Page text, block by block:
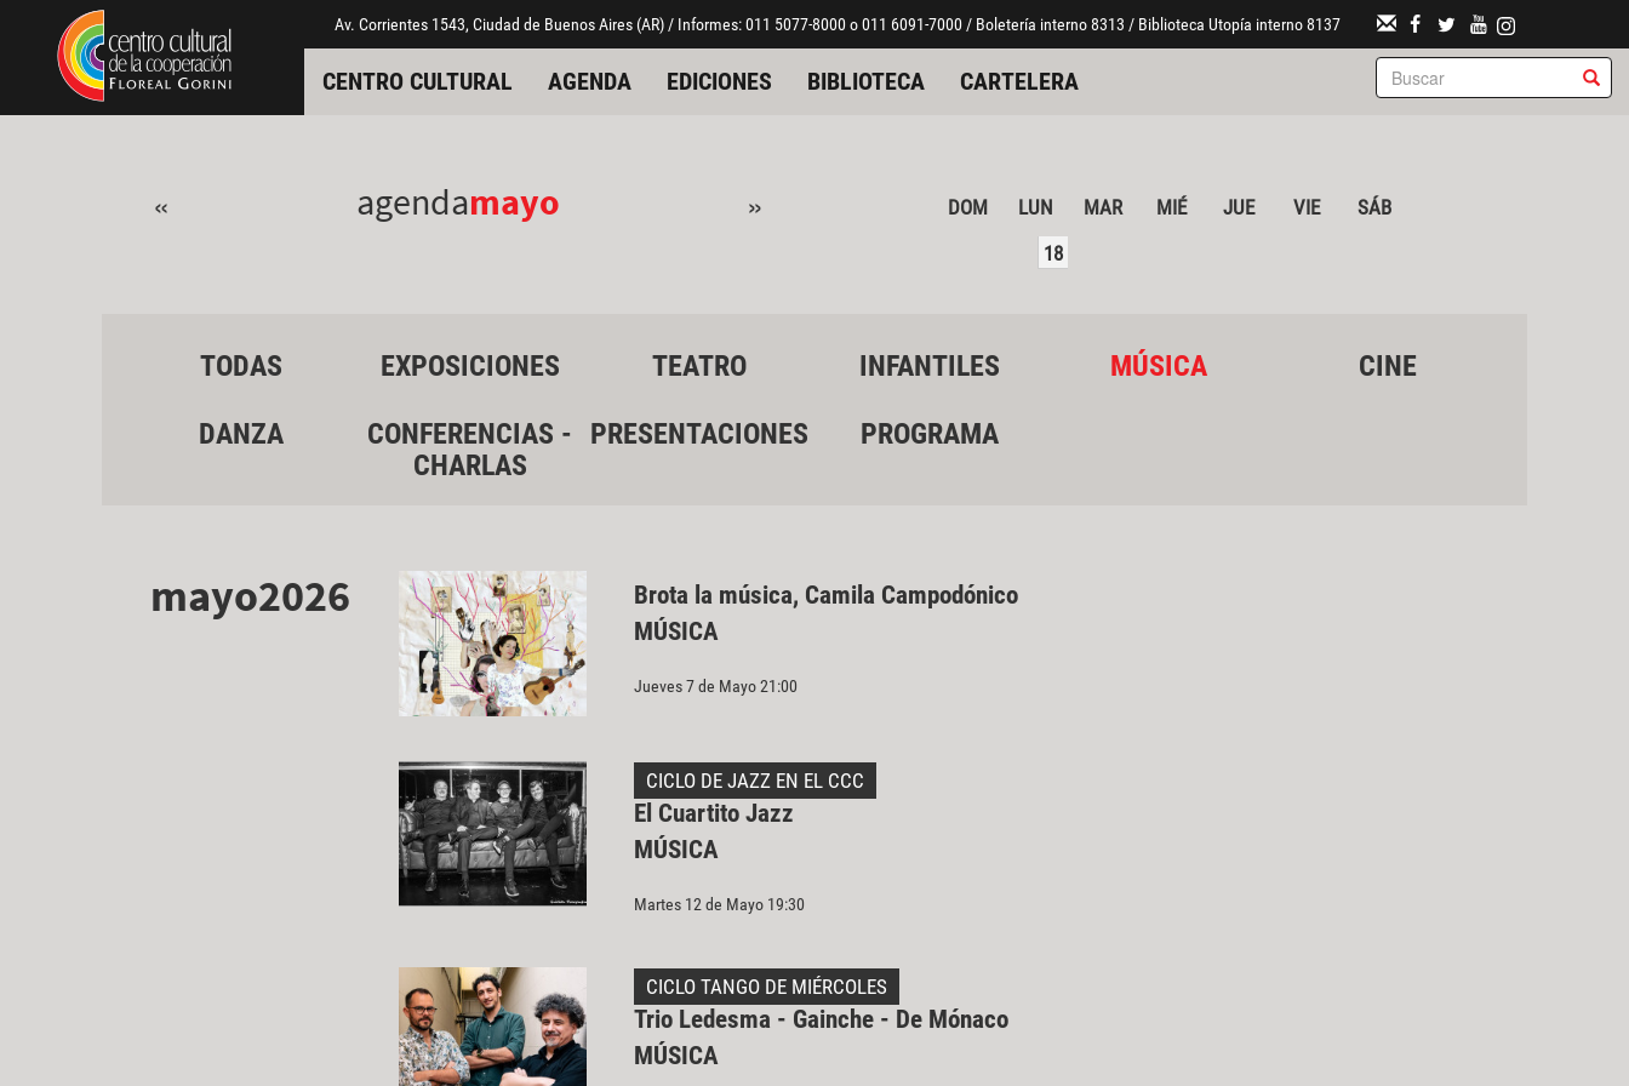
Pasar al contenido principal
Jump to main content Av. Corrientes 1543, Ciudad de Buenos Aires (AR) / Informes: 011 5077-8000 o 011 6091-7000 / Boletería interno 8313 / Biblioteca Utopía interno 8137
CENTRO CULTURAL AGENDA EDICIONES BIBLIOTECA CARTELERA
« agendamayo » DOM LUN MAR MIÉ JUE VIE
SÁB
18
TODAS EXPOSICIONES TEATRO INFANTILES MÚSICA
CINE
DANZA
CONFERENCIAS -
CHARLAS
PRESENTACIONES PROGRAMA
mayo2026
Brota la música, Camila Campodónico
MÚSICA
Jueves 7 de Mayo 21:00
CICLO DE JAZZ EN EL CCC
El Cuartito Jazz
MÚSICA
Martes 12 de Mayo 19:30
CICLO TANGO DE MIÉRCOLES
Trio Ledesma - Gainche - De Mónaco
MÚSICA